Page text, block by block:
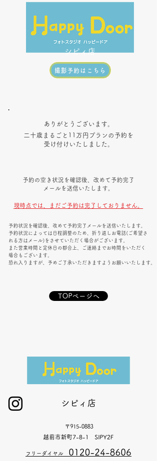
シピィ店
撮影予約はこちら
​ありがとうございます。
二十歳まるごと11万円プランの予約を
受け付けいたしました。
予約の空き状況を確認後、改めて予約完了
メールを送信いたします。
​現時点では、まだご予約は完了しておりません。
予約状況を確認後、改めて予約完了メールを送信いたします。
予約状況によっては日程調整のため、​折り返しお電話(ご希望さ
れる方はメール)をさせていただく場合がございます。
また営業時間と定休日の都合上、ご連絡までお時間をいただく
場合もございます。
恐れ入りますが、予めご了承いただきますようお願いいたします。
TOPページへ
シピィ店
〒915-0883
​越前市新町7-8-1 SIPY2F
​フリーダイヤル 0120-24-8606